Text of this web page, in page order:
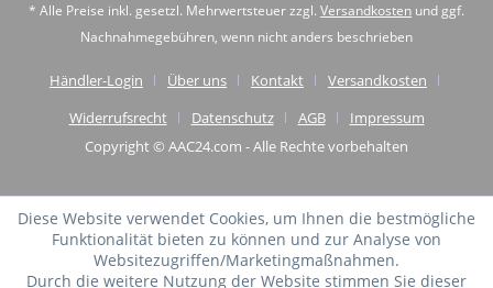
* Alle Preise inkl. gesetzl. Mehrwertsteuer zzgl. Versandkosten und ggf.
Nachnahmegebühren, wenn nicht anders beschrieben
Händler-Login Über uns Kontakt
Versandkosten
Widerrufsrecht
Datenschutz AGB
Impressum
Copyright © AAC24.com - Alle Rechte vorbehalten
Diese Website verwendet Cookies, um Ihnen die bestmögliche
Funktionalität bieten zu können und zur Analyse von
Websitezugriffen/Marketingmaßnahmen.
Durch die weitere Nutzung der Website stimmen Sie dieser